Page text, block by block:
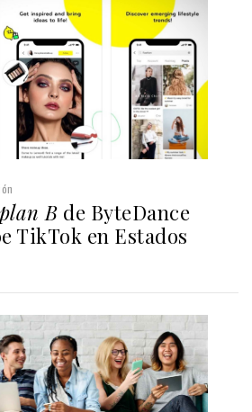
plan B de ByteDance
TikTok en Estados